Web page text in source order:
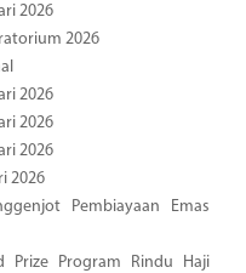
2026
2026
2026
2026
2026
2026
Pembiayaan Emas
Prize Program Rindu Haji